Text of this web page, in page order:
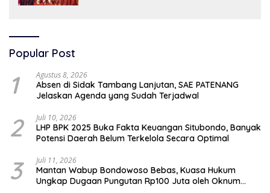
Popular Post
1 Agustus 8, 2026
Absen di Sidak Tambang Lanjutan, SAE PATENANG
Jelaskan Agenda yang Sudah Terjadwal
2 Juli 10, 2026
LHP BPK 2025 Buka Fakta Keuangan Situbondo, Banyak
Potensi Daerah Belum Terkelola Secara Optimal
3 Juli 11, 2026
Mantan Wabup Bondowoso Bebas, Kuasa Hukum
Ungkap Dugaan Pungutan Rp100 Juta oleh Oknum